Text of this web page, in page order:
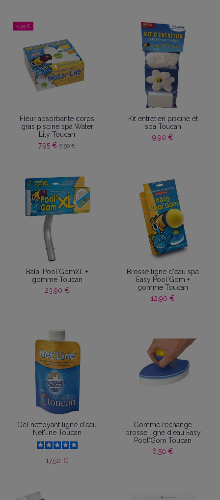
-1,95 €
Fleur absorbante corps
gras piscine spa Water
Lily Toucan
7,95 €9,90 €
Kit entretien piscine et
spa Toucan
9,90 €
Balai Pool'GomXL +
gomme Toucan
23,90 €
Brosse ligne d'eau spa
Easy Pool'Gom +
gomme Toucan
12,90 €
Gel nettoyant ligne d'eau
Net'line Toucan
17,50 €
Gomme rechange
brosse ligne d'eau Easy
Pool'Gom Toucan
6,50 €